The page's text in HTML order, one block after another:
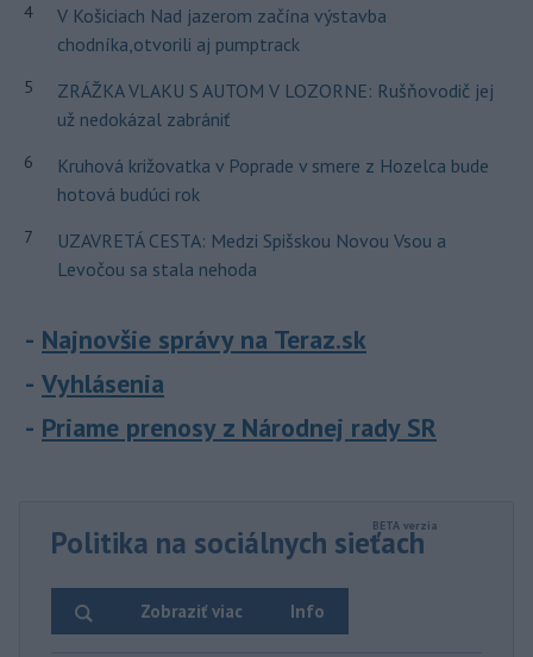
4
V Košiciach Nad jazerom začína výstavba
chodníka,otvorili aj pumptrack
5
ZRÁŽKA VLAKU S AUTOM V LOZORNE: Rušňovodič jej
už nedokázal zabrániť
6
Kruhová križovatka v Poprade v smere z Hozelca bude
hotová budúci rok
7
UZAVRETÁ CESTA: Medzi Spišskou Novou Vsou a
Levočou sa stala nehoda
Najnovšie správy na Teraz.sk
Vyhlásenia
Priame prenosy z Národnej rady SR
Politika na sociálnych sieťach
Info
Zobraziť viac